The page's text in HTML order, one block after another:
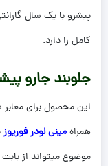
پیشرو با یک سال
کامل را دارد.
جلوبند جارو
این محصول برای
همراهمینی لودر فوریوز
موضوع میتواند از